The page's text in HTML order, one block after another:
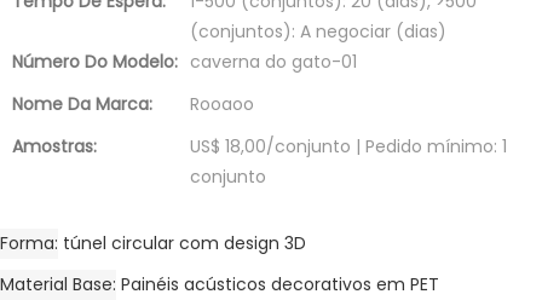
(conjuntos): A negociar (dias)
Número Do Modelo: caverna do gato-01
Nome Da Marca:
Rooaoo
Amostras:
US$ 18,00/conjunto | Pedido mínimo: 1
conjunto
Forma túnel circular com design 3D
Material Base Painéis acústicos decorativos em PET